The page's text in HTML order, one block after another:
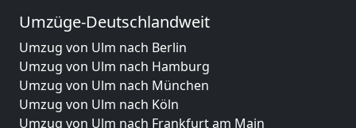
Umzüge-Deutschlandweit
Umzug von Ulm nach Berlin
Umzug von Ulm nach Hamburg
Umzug von Ulm nach München
Umzug von Ulm nach Köln
Umzug von Ulm nach Frankfurt am Main